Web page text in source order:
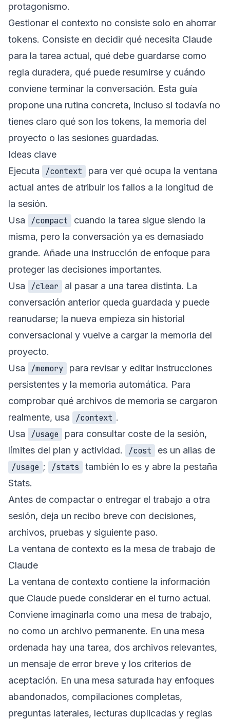
protagonismo.
Gestionar el contexto no consiste solo en ahorrar
tokens. Consiste en decidir qué necesita Claude
para la tarea actual, qué debe guardarse como
regla duradera, qué puede resumirse y cuándo
conviene terminar la conversación. Esta guía
propone una rutina concreta, incluso si todavía no
tienes claro qué son los tokens, la memoria del
proyecto o las sesiones guardadas.
Ideas clave
Ejecuta
/context
para ver qué ocupa la ventana
actual antes de atribuir los fallos a la longitud de
la sesión.
Usa
/compact
cuando la tarea sigue siendo la
misma, pero la conversación ya es demasiado
grande. Añade una instrucción de enfoque para
proteger las decisiones importantes.
Usa
/clear
al pasar a una tarea distinta. La
conversación anterior queda guardada y puede
reanudarse; la nueva empieza sin historial
conversacional y vuelve a cargar la memoria del
proyecto.
Usa
/memory
para revisar y editar instrucciones
persistentes y la memoria automática. Para
comprobar qué archivos de memoria se cargaron
realmente, usa
/context .
Usa
/usage
para consultar coste de la sesión,
límites del plan y actividad.
/cost
es un alias de
/usage ; /stats
también lo es y abre la pestaña
Stats.
Antes de compactar o entregar el trabajo a otra
sesión, deja un recibo breve con decisiones,
archivos, pruebas y siguiente paso.
La ventana de contexto es la mesa de trabajo de
Claude
La ventana de contexto contiene la información
que Claude puede considerar en el turno actual.
Conviene imaginarla como una mesa de trabajo,
no como un archivo permanente. En una mesa
ordenada hay una tarea, dos archivos relevantes,
un mensaje de error breve y los criterios de
aceptación. En una mesa saturada hay enfoques
abandonados, compilaciones completas,
preguntas laterales, lecturas duplicadas y reglas